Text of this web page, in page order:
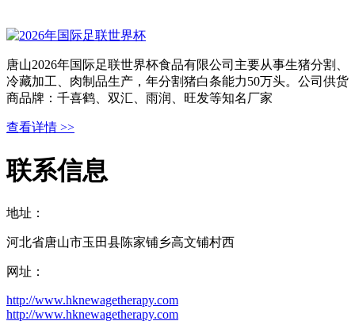
唐山2026年国际足联世界杯食品有限公司主要从事生猪分割、
冷藏加工、肉制品生产，年分割猪白条能力50万头。公司供货
商品牌：千喜鹤、双汇、雨润、旺发等知名厂家
查看详情 >>
联系信息
地址：
河北省唐山市玉田县陈家铺乡高文铺村西
网址：
http://www.hknewagetherapy.com
http://www.hknewagetherapy.com